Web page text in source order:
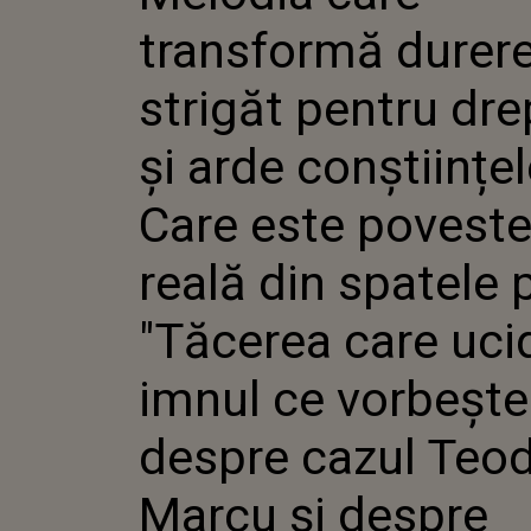
CARE ESTE
SPATELE PIESEI
UCIDE", IMNUL CE
DESPRE CAZUL
ȘI DESPRE
FEMEILOR
transformă
strigăt pentru
și arde
Care este
reală din spatele
"Tăcerea care
imnul ce vorbește
despre cazul
Marcu și despre